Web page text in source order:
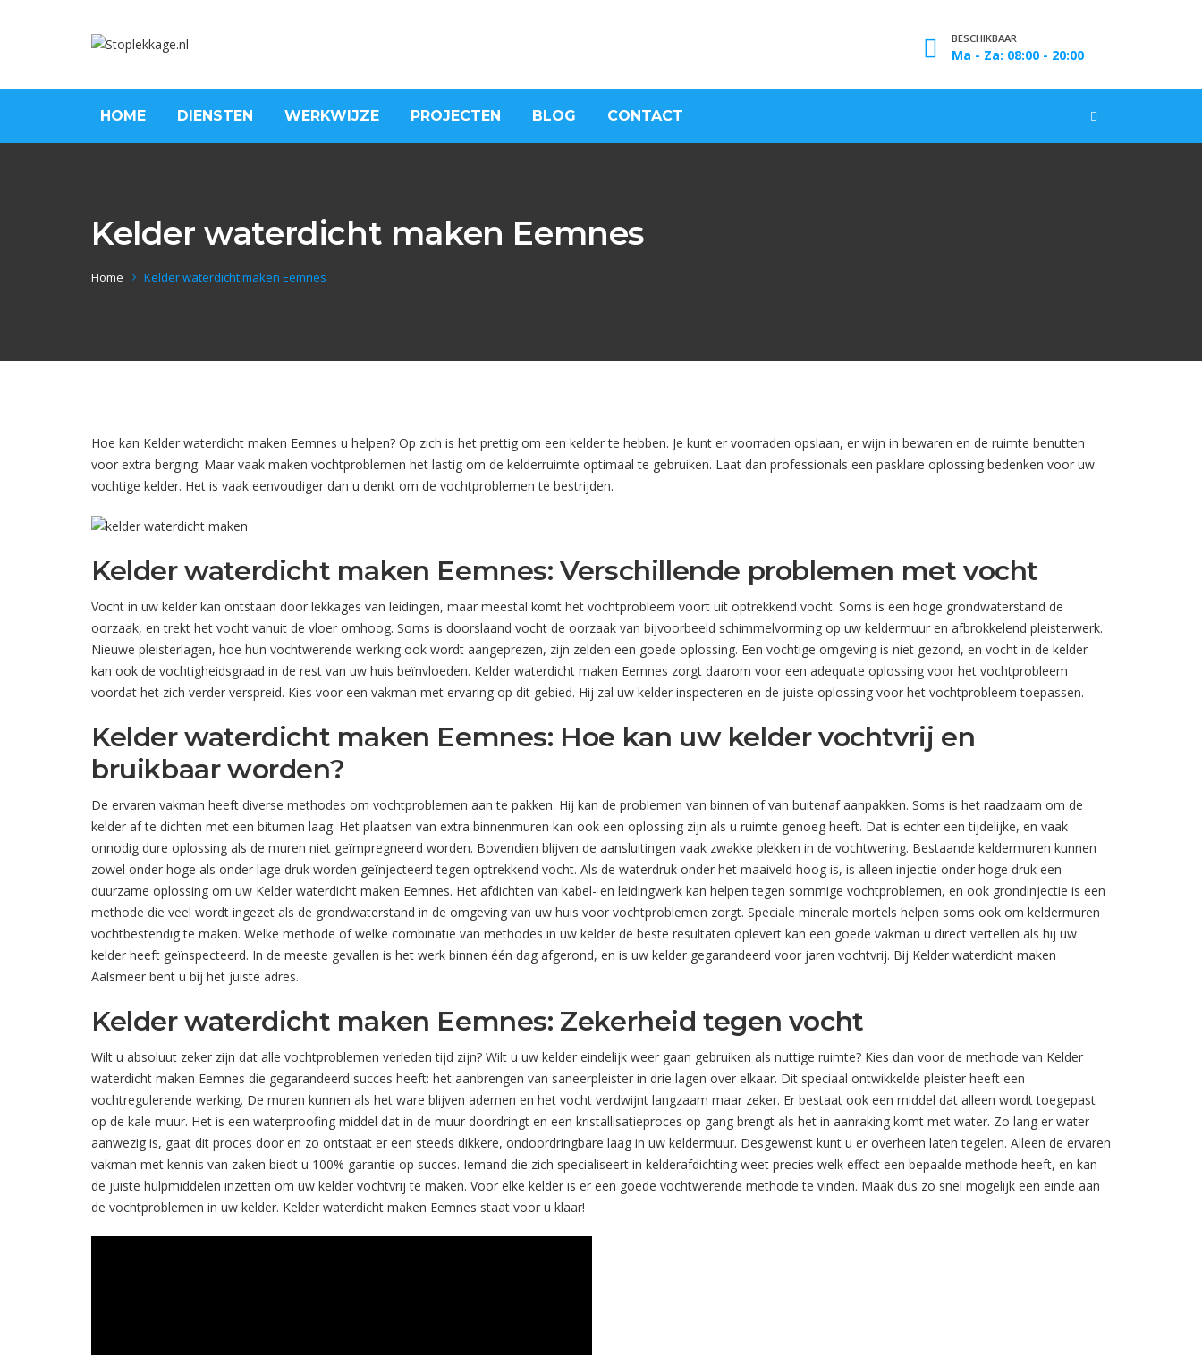
BESCHIKBAAR
Ma - Za: 08:00 - 20:00
HOME DIENSTEN WERKWIJZE PROJECTEN BLOG CONTACT
Kelder waterdicht maken Eemnes
Home Kelder waterdicht maken Eemnes
Hoe kan Kelder waterdicht maken Eemnes u helpen? Op zich is het prettig om een kelder te hebben. Je kunt er voorraden opslaan, er wijn in bewaren en de ruimte benutten
voor extra berging. Maar vaak maken vochtproblemen het lastig om de kelderruimte optimaal te gebruiken. Laat dan professionals een pasklare oplossing bedenken voor uw
vochtige kelder. Het is vaak eenvoudiger dan u denkt om de vochtproblemen te bestrijden.
Kelder waterdicht maken Eemnes: Verschillende problemen met vocht
Vocht in uw kelder kan ontstaan door lekkages van leidingen, maar meestal komt het vochtprobleem voort uit optrekkend vocht. Soms is een hoge grondwaterstand de
oorzaak, en trekt het vocht vanuit de vloer omhoog. Soms is doorslaand vocht de oorzaak van bijvoorbeeld schimmelvorming op uw keldermuur en afbrokkelend pleisterwerk.
Nieuwe pleisterlagen, hoe hun vochtwerende werking ook wordt aangeprezen, zijn zelden een goede oplossing. Een vochtige omgeving is niet gezond, en vocht in de kelder
kan ook de vochtigheidsgraad in de rest van uw huis beïnvloeden. Kelder waterdicht maken Eemnes zorgt daarom voor een adequate oplossing voor het vochtprobleem
voordat het zich verder verspreid. Kies voor een vakman met ervaring op dit gebied. Hij zal uw kelder inspecteren en de juiste oplossing voor het vochtprobleem toepassen.
Kelder waterdicht maken Eemnes: Hoe kan uw kelder vochtvrij en
bruikbaar worden?
De ervaren vakman heeft diverse methodes om vochtproblemen aan te pakken. Hij kan de problemen van binnen of van buitenaf aanpakken. Soms is het raadzaam om de
kelder af te dichten met een bitumen laag. Het plaatsen van extra binnenmuren kan ook een oplossing zijn als u ruimte genoeg heeft. Dat is echter een tijdelijke, en vaak
onnodig dure oplossing als de muren niet geïmpregneerd worden. Bovendien blijven de aansluitingen vaak zwakke plekken in de vochtwering. Bestaande keldermuren kunnen
zowel onder hoge als onder lage druk worden geïnjecteerd tegen optrekkend vocht. Als de waterdruk onder het maaiveld hoog is, is alleen injectie onder hoge druk een
duurzame oplossing om uw Kelder waterdicht maken Eemnes. Het afdichten van kabel- en leidingwerk kan helpen tegen sommige vochtproblemen, en ook grondinjectie is een
methode die veel wordt ingezet als de grondwaterstand in de omgeving van uw huis voor vochtproblemen zorgt. Speciale minerale mortels helpen soms ook om keldermuren
vochtbestendig te maken. Welke methode of welke combinatie van methodes in uw kelder de beste resultaten oplevert kan een goede vakman u direct vertellen als hij uw
kelder heeft geïnspecteerd. In de meeste gevallen is het werk binnen één dag afgerond, en is uw kelder gegarandeerd voor jaren vochtvrij. Bij Kelder waterdicht maken
Aalsmeer bent u bij het juiste adres.
Kelder waterdicht maken Eemnes: Zekerheid tegen vocht
Wilt u absoluut zeker zijn dat alle vochtproblemen verleden tijd zijn? Wilt u uw kelder eindelijk weer gaan gebruiken als nuttige ruimte? Kies dan voor de methode van Kelder
waterdicht maken Eemnes die gegarandeerd succes heeft: het aanbrengen van saneerpleister in drie lagen over elkaar. Dit speciaal ontwikkelde pleister heeft een
vochtregulerende werking. De muren kunnen als het ware blijven ademen en het vocht verdwijnt langzaam maar zeker. Er bestaat ook een middel dat alleen wordt toegepast
op de kale muur. Het is een waterproofing middel dat in de muur doordringt en een kristallisatieproces op gang brengt als het in aanraking komt met water. Zo lang er water
aanwezig is, gaat dit proces door en zo ontstaat er een steeds dikkere, ondoordringbare laag in uw keldermuur. Desgewenst kunt u er overheen laten tegelen. Alleen de ervaren
vakman met kennis van zaken biedt u 100% garantie op succes. Iemand die zich specialiseert in kelderafdichting weet precies welk effect een bepaalde methode heeft, en kan
de juiste hulpmiddelen inzetten om uw kelder vochtvrij te maken. Voor elke kelder is er een goede vochtwerende methode te vinden. Maak dus zo snel mogelijk een einde aan
de vochtproblemen in uw kelder. Kelder waterdicht maken Eemnes staat voor u klaar!